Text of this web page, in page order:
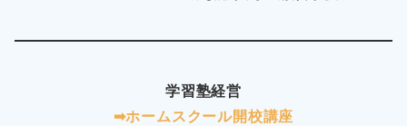
学習塾経営
➡︎ホームスクール開校講座